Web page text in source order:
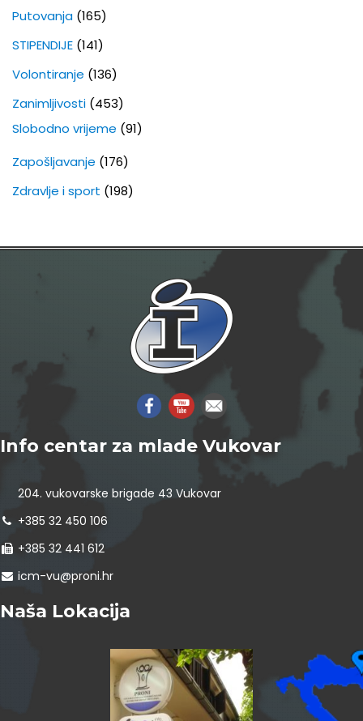
Putovanja (165)
STIPENDIJE (141)
Volontiranje (136)
Zanimljivosti (453)
Slobodno vrijeme (91)
Zapošljavanje (176)
Zdravlje i sport (198)
Info centar za mlade Vukovar
204. vukovarske brigade 43 Vukovar
+385 32 450 106
+385 32 441 612
icm-vu@proni.hr
Naša Lokacija